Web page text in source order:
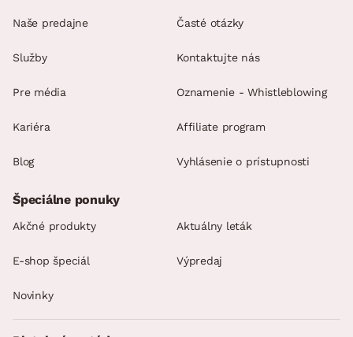
Naše predajne
Služby
Pre média
Kariéra
Blog
Časté otázky
Kontaktujte nás
Oznamenie - Whistleblowing
Affiliate program
Vyhlásenie o prístupnosti
Špeciálne ponuky
Akčné produkty Aktuálny leták
E-shop špeciál Výpredaj
Novinky